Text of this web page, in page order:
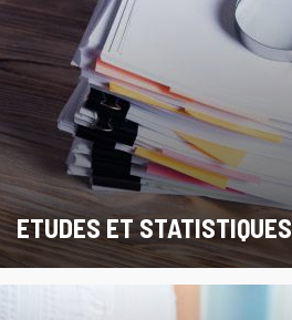
ETUDES ET STATISTIQUES